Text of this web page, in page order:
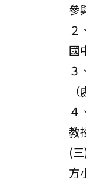
參
２
國
３
４
教
(
方